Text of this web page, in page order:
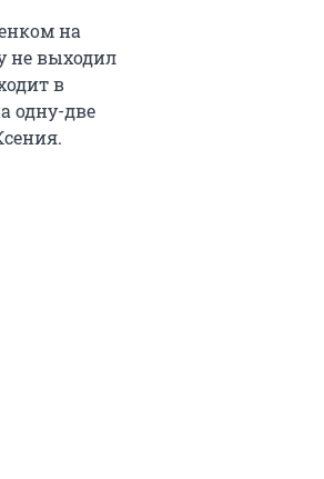
на
не выходил
в
одну-две